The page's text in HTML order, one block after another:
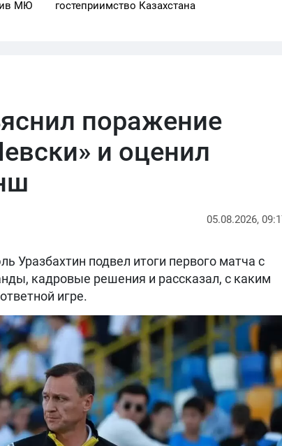
МЮ
гостеприимство Казахстана
поражение
и оценил
05.08.2026,
Уразбахтин подвел итоги первого матча с
кадровые решения и рассказал, с каким
игре.